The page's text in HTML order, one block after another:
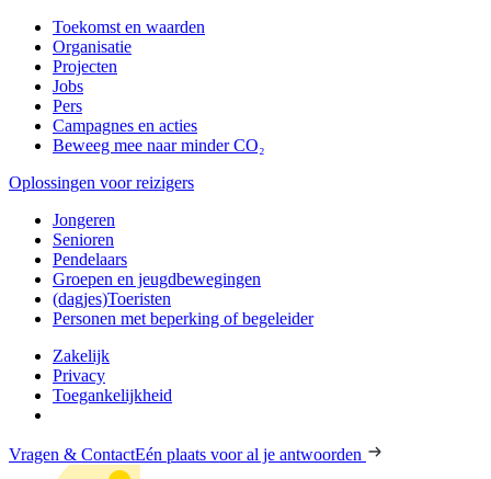
Toekomst en waarden
Organisatie
Projecten
Jobs
Pers
Campagnes en acties
Beweeg mee naar minder CO₂
Oplossingen voor reizigers
Jongeren
Senioren
Pendelaars
Groepen en jeugdbewegingen
(dagjes)Toeristen
Personen met beperking of begeleider
Zakelijk
Privacy
Toegankelijkheid
Vragen & ContactEén plaats voor al je antwoorden